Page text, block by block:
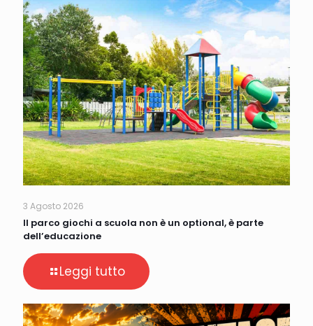
3 Agosto 2026
Il parco giochi a scuola non è un optional, è parte
dell’educazione
Leggi tutto